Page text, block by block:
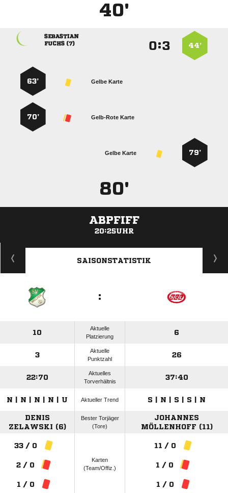
40'
44’
:

 
Gelbe Karte
63’
Gelb-Rote Karte
70’
79’
Gelbe Karte
80'
ABPFIFF
20:25UHR
ANZEIGE
SAISONSTATISTIK
:
10
Aktuelle
Platzierung
6
3
Aktuelle
Punktzahl
26
22:70
Aktuelles
Torverhältnis
37:40
N | N | N | N | U Aktueller Trend S | N | S | S | N
DENIS
ZELAWSKI (6)
Bester Torjäger
(Tore)
JOHANNES
MÖLLENHOFF (11)
33 / 0
2 / 0
1 / 0
Karten
(Team/Offiz.)
11 / 0
1 / 0
1 / 0